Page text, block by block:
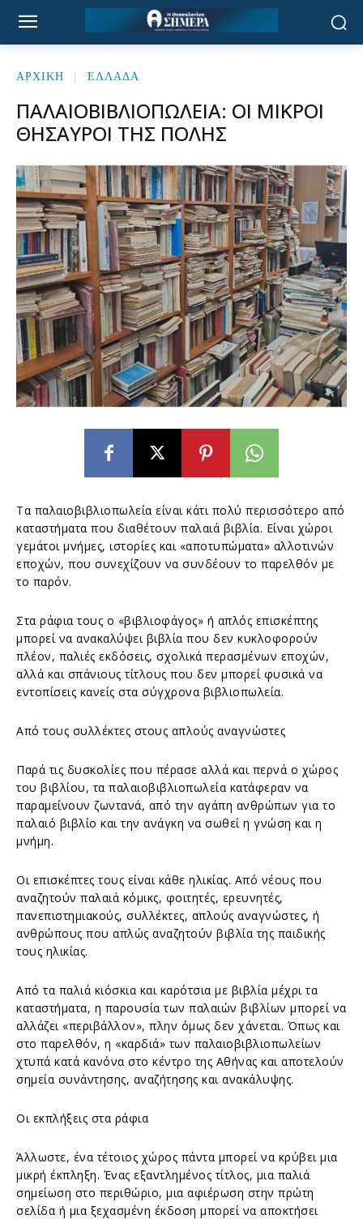
ΑΡΧΙΚΉ ΕΛΛΑΔΑ
ΠΑΛΑΙΟΒΙΒΛΙΟΠΩΛΕΊΑ: ΟΙ ΜΙΚΡΟΊ
ΘΗΣΑΥΡΟΊ ΤΗΣ ΠΌΛΗΣ
Τα παλαιοβιβλιοπωλεία είναι κάτι πολύ περισσότερο από
καταστήματα που διαθέτουν παλαιά βιβλία. Είναι χώροι
γεμάτοι μνήμες, ιστορίες και «αποτυπώματα» αλλοτινών
εποχών, που συνεχίζουν να συνδέουν το παρελθόν με
το παρόν.
Στα ράφια τους ο «βιβλιοφάγος» ή απλός επισκέπτης
μπορεί να ανακαλύψει βιβλία που δεν κυκλοφορούν
πλέον, παλιές εκδόσεις, σχολικά περασμένων εποχών,
αλλά και σπάνιους τίτλους που δεν μπορεί φυσικά να
εντοπίσεις κανείς στα σύγχρονα βιβλιοπωλεία.
Aπό τους συλλέκτες στους απλούς αναγνώστες
Παρά τις δυσκολίες που πέρασε αλλά και περνά ο χώρος
του βιβλίου, τα παλαιοβιβλιοπωλεία κατάφεραν να
παραμείνουν ζωντανά, από την αγάπη ανθρώπων για το
παλαιό βιβλίο και την ανάγκη να σωθεί η γνώση και η
μνήμη.
Οι επισκέπτες τους είναι κάθε ηλικίας. Από νέους που
αναζητούν παλαιά κόμικς, φοιτητές, ερευνητές,
πανεπιστημιακούς, συλλέκτες, απλούς αναγνώστες, ή
ανθρώπους που απλώς αναζητούν βιβλία της παιδικής
τους ηλικίας.
Από τα παλιά κιόσκια και καρότσια με βιβλία μέχρι τα
καταστήματα, η παρουσία των παλαιών βιβλίων μπορεί να
αλλάζει «περιβάλλον», πλην όμως δεν χάνεται. Όπως και
στο παρελθόν, η «καρδιά» των παλαιοβιβλιοπωλείων
χτυπά κατά κανόνα στο κέντρο της Αθήνας και αποτελούν
σημεία συνάντησης, αναζήτησης και ανακάλυψης.
Οι εκπλήξεις στα ράφια
Άλλωστε, ένα τέτοιος χώρος πάντα μπορεί να κρύβει μια
μικρή έκπληξη. Ένας εξαντλημένος τίτλος, μια παλιά
σημείωση στο περιθώριο, μια αφιέρωση στην πρώτη
σελίδα ή μια ξεχασμένη έκδοση μπορεί να αποκτήσει